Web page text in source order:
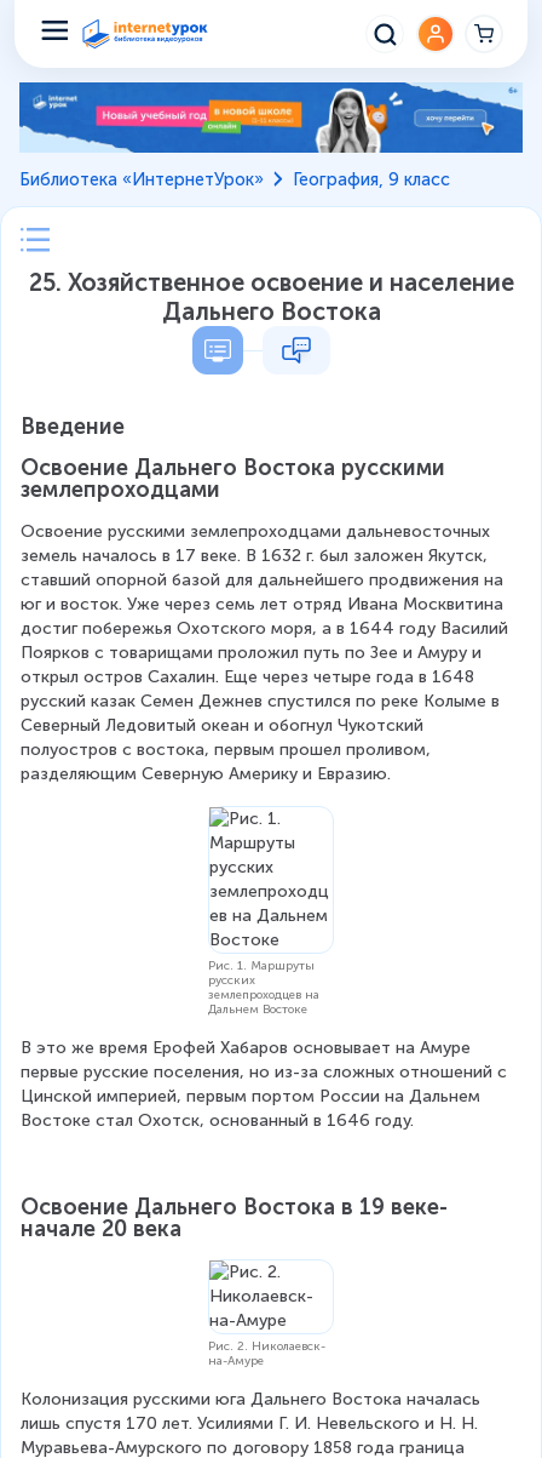
Библиотека «ИнтернетУрок» География, 9 класс
25. Хозяйственное освоение и население
Дальнего Востока
Введение
Освоение Дальнего Востока русскими
землепроходцами
Освоение русскими землепроходцами дальневосточных
земель началось в 17 веке. В 1632 г. был заложен Якутск,
ставший опорной базой для дальнейшего продвижения на
юг и восток. Уже через семь лет отряд Ивана Москвитина
достиг побережья Охотского моря, а в 1644 году Василий
Поярков с товарищами проложил путь по Зее и Амуру и
открыл остров Сахалин. Еще через четыре года в 1648
русский казак Семен Дежнев спустился по реке Колыме в
Северный Ледовитый океан и обогнул Чукотский
полуостров с востока, первым прошел проливом,
разделяющим Северную Америку и Евразию.
Рис. 1. Маршруты
русских
землепроходцев на
Дальнем Востоке
В это же время Ерофей Хабаров основывает на Амуре
первые русские поселения, но из-за сложных отношений с
Цинской империей, первым портом России на Дальнем
Востоке стал Охотск, основанный в 1646 году.
Освоение Дальнего Востока в 19 веке-
начале 20 века
Рис. 2. Николаевск-
на-Амуре
Колонизация русскими юга Дальнего Востока началась
лишь спустя 170 лет. Усилиями Г. И. Невельского и Н. Н.
Муравьева-Амурского по договору 1858 года граница